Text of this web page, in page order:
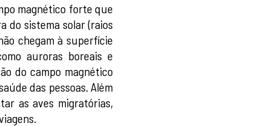
magnético forte que
do sistema solar (raios
chegam à superfície
auroras boreais e
do campo magnético
das pessoas. Além
as aves migratórias,